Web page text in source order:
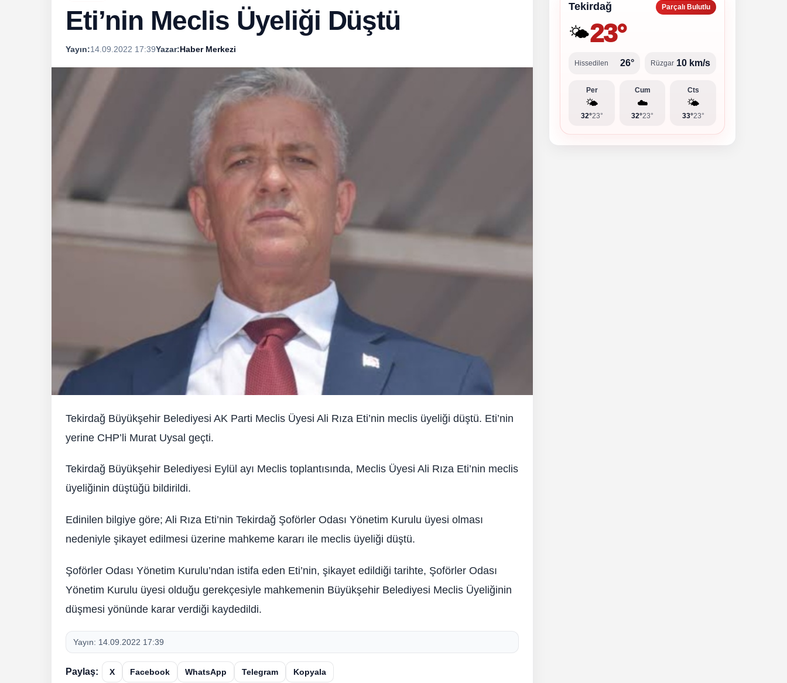
Eti’nin Meclis Üyeliği Düştü
Yayın:14.09.2022 17:39Yazar:Haber Merkezi
Tekirdağ Büyükşehir Belediyesi AK Parti Meclis Üyesi Ali Rıza Eti’nin meclis üyeliği düştü. Eti’nin
yerine CHP’li Murat Uysal geçti.
Tekirdağ Büyükşehir Belediyesi Eylül ayı Meclis toplantısında, Meclis Üyesi Ali Rıza Eti’nin meclis
üyeliğinin düştüğü bildirildi.
Edinilen bilgiye göre; Ali Rıza Eti’nin Tekirdağ Şoförler Odası Yönetim Kurulu üyesi olması
nedeniyle şikayet edilmesi üzerine mahkeme kararı ile meclis üyeliği düştü.
Şoförler Odası Yönetim Kurulu’ndan istifa eden Eti’nin, şikayet edildiği tarihte, Şoförler Odası
Yönetim Kurulu üyesi olduğu gerekçesiyle mahkemenin Büyükşehir Belediyesi Meclis Üyeliğinin
düşmesi yönünde karar verdiği kaydedildi.
Yayın: 14.09.2022 17:39
Paylaş: X Facebook WhatsApp Telegram Kopyala
Tekirdağ Parçalı Bulutlu
🌤️23°
Hissedilen 26° Rüzgar 10 km/s
Per
🌤️
32°23°
Cum
☁️
32°23°
Cts
🌤️
33°23°